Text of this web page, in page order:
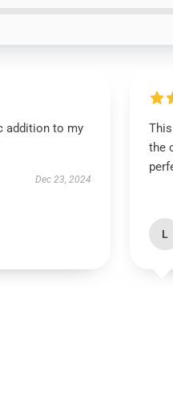
addition to my
Dec 23, 2024
the
L